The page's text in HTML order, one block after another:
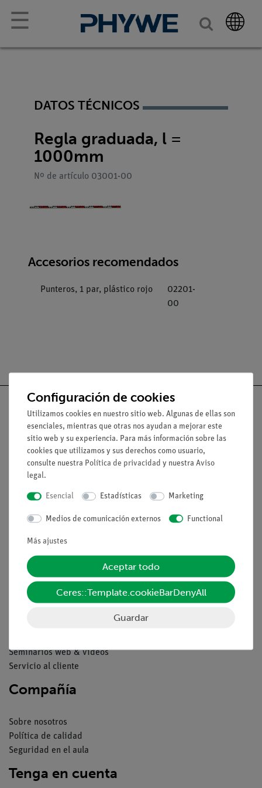
☰
DATOS TÉCNICOS
Regla graduada, l =
1000mm
Nº de artículo 03001-00
Accesorios recomendados
Punteros, 1 par, plástico rojo
02201-
00
Nach oben
Aviso lega
Contacto
Declaración de privacidad
Pie de imprenta
Servicio
Seminarios web & vídeos
Servicio al cliente
Compañía
Sobre nosotros
Política de calidad
Seguridad en el aula
Tenga en cuenta
Configuración de cookies
Utilizamos cookies en nuestro sitio web. Algunas de ellas son
esenciales, mientras que otras nos ayudan a mejorar este
sitio web y su experiencia. Para más información sobre las
cookies que utilizamos y sus derechos como usuario,
consulte nuestra Política de privacidad y nuestra Aviso
legal.
Esencial Estadísticas Marketing
Medios de comunicación externos Functional
Más ajustes
Aceptar todo
Ceres::Template.cookieBarDenyAll
Guardar